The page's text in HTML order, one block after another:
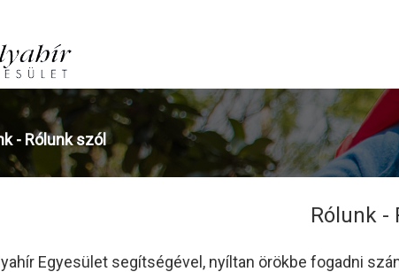
- Rólunk szól
Rólunk -
Egyesület segítségével, nyíltan örökbe fogadni